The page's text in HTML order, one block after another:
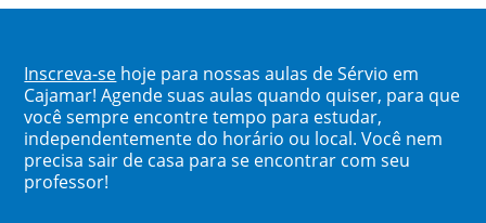
Inscreva-se hoje para nossas aulas de Sérvio em
Cajamar! Agende suas aulas quando quiser, para que
você sempre encontre tempo para estudar,
independentemente do horário ou local. Você nem
precisa sair de casa para se encontrar com seu
professor!